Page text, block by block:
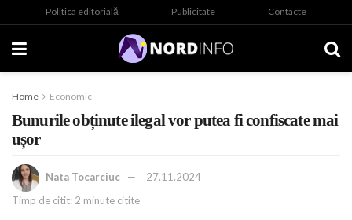
Politica editorială Publicitate Contacte
Home Economic
Bunurile obținute ilegal vor putea fi confiscate mai
ușor
Nata Tocarciuc
27.11.2024
Timp de citit: 2 minute citite